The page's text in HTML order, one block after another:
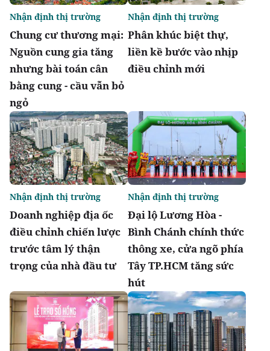
Chung cư thương mại:
Nguồn cung gia tăng
nhưng bài toán cân
bằng cung - cầu vẫn bỏ
ngỏ
Nhận định thị trường
Phân khúc biệt thự,
liền kề bước vào nhịp
điều chỉnh mới
Nhận định thị trường
Doanh nghiệp địa ốc
điều chỉnh chiến lược
trước tâm lý thận
trọng của nhà đầu tư
Nhận định thị trường
Đại lộ Lương Hòa -
Bình Chánh chính thức
thông xe, cửa ngõ phía
Tây TP.HCM tăng sức
hút
Nhận định thị trường